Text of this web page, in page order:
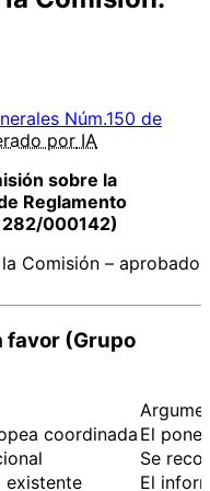
Núm.150 de
por IA
sobre la
Reglamento
282/000142)
Comisión – aprobado
favor (Grupo
coordinada El
Se
existente
El